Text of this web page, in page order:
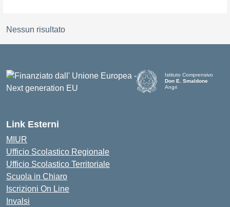
Nessun risultato
Istituto Comprensivo
Don E. Smaldone
Angri
Link Esterni
MIUR
Ufficio Scolastico Regionale
Ufficio Scolastico Territoriale
Scuola in Chiaro
Iscrizioni On Line
Invalsi